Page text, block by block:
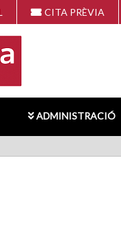
CITA PRÈVIA
ADMINISTRACIÓ